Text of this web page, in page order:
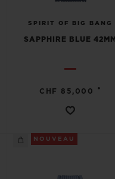
SPIRIT OF BIG BANG
SAPPHIRE BLUE 42MM
CHF 85,000 •
NOUVEAU